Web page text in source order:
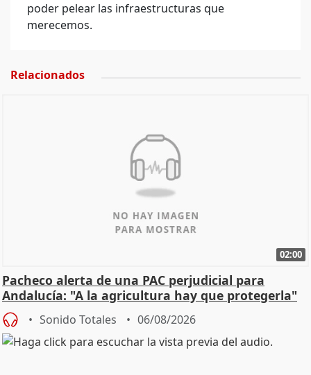
poder pelear las infraestructuras que
merecemos.
Relacionados
02:00
Pacheco alerta de una PAC perjudicial para
Andalucía: "A la agricultura hay que protegerla"
Sonido Totales 06/08/2026